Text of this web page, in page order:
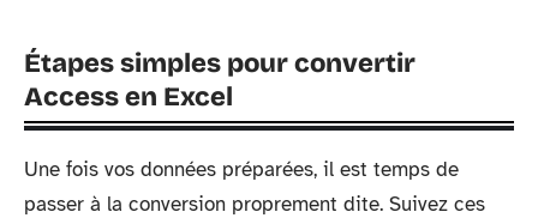
Étapes simples pour convertir
Access en Excel
Une fois vos données préparées, il est temps de
passer à la conversion proprement dite. Suivez ces